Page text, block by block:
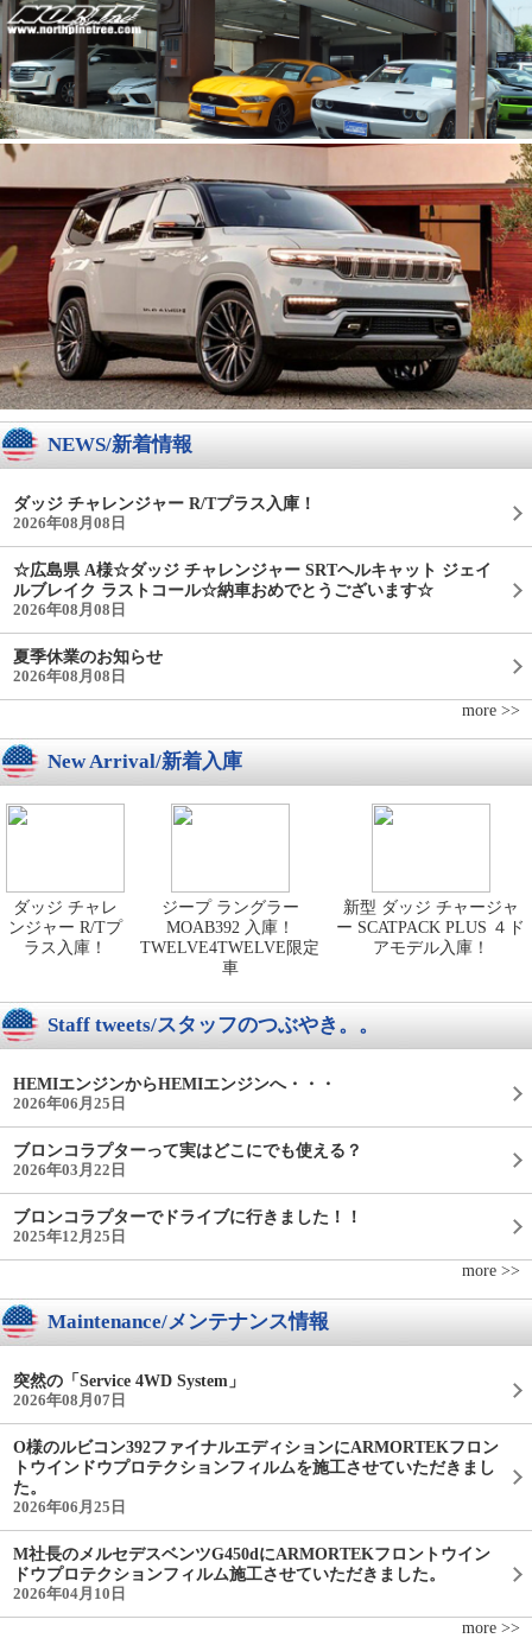
NEWS/新着情報
ダッジ チャレンジャー R/Tプラス入庫！
2026年08月08日
☆広島県 A様☆ダッジ チャレンジャー SRTヘルキャット ジェイ
ルブレイク ラストコール☆納車おめでとうございます☆
2026年08月08日
夏季休業のお知らせ
2026年08月08日
more >>
New Arrival/新着入庫
ダッジ チャレ
ンジャー R/Tプ
ラス入庫！
ジープ ラングラー
MOAB392 入庫！
TWELVE4TWELVE限定
車
新型 ダッジ チャージャ
ー SCATPACK PLUS ４ド
アモデル入庫！
Staff tweets/スタッフのつぶやき。。
HEMIエンジンからHEMIエンジンへ・・・
2026年06月25日
ブロンコラプターって実はどこにでも使える？
2026年03月22日
ブロンコラプターでドライブに行きました！！
2025年12月25日
more >>
Maintenance/メンテナンス情報
突然の「Service 4WD System」
2026年08月07日
O様のルビコン392ファイナルエディションにARMORTEKフロン
トウインドウプロテクションフィルムを施工させていただきまし
た。
2026年06月25日
M社長のメルセデスベンツG450dにARMORTEKフロントウイン
ドウプロテクションフィルム施工させていただきました。
2026年04月10日
more >>